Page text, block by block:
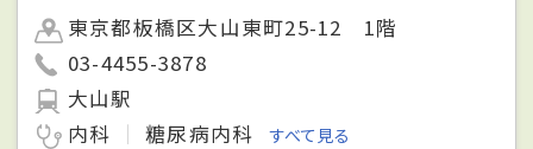
東京都板橋区大山東町25-12 1階
03-4455-3878
大山駅
内科
糖尿病内科 すべて見る